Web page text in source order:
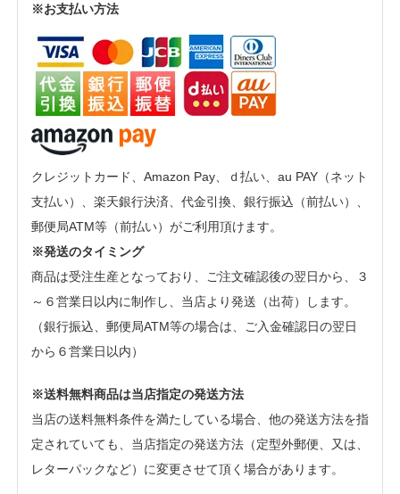
※お支払い方法
クレジットカード、Amazon Pay、ｄ払い、au PAY（ネット
支払い）、楽天銀行決済、代金引換、銀行振込（前払い）、
郵便局ATM等（前払い）がご利用頂けます。
※発送のタイミング
商品は受注生産となっており、ご注文確認後の翌日から、３
～６営業日以内に制作し、当店より発送（出荷）します。
（銀行振込、郵便局ATM等の場合は、ご入金確認日の翌日
から６営業日以内）
※送料無料商品は当店指定の発送方法
当店の送料無料条件を満たしている場合、他の発送方法を指
定されていても、当店指定の発送方法（定型外郵便、又は、
レターパックなど）に変更させて頂く場合があります。